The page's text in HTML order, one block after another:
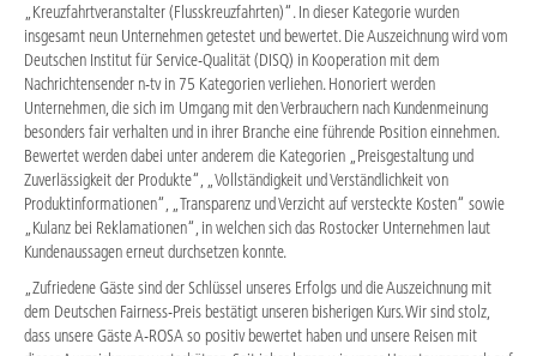
„Kreuzfahrtveranstalter (Flusskreuzfahrten)“. In dieser Kategorie wurden
insgesamt neun Unternehmen getestet und bewertet. Die Auszeichnung wird vom
Deutschen Institut für Service-Qualität (DISQ) in Kooperation mit dem
Nachrichtensender n-tv in 75 Kategorien verliehen. Honoriert werden
Unternehmen, die sich im Umgang mit den Verbrauchern nach Kundenmeinung
besonders fair verhalten und in ihrer Branche eine führende Position einnehmen.
Bewertet werden dabei unter anderem die Kategorien „Preisgestaltung und
Zuverlässigkeit der Produkte“, „Vollständigkeit und Verständlichkeit von
Produktinformationen“, „Transparenz und Verzicht auf versteckte Kosten“ sowie
„Kulanz bei Reklamationen“, in welchen sich das Rostocker Unternehmen laut
Kundenaussagen erneut durchsetzen konnte.
„Zufriedene Gäste sind der Schlüssel unseres Erfolgs und die Auszeichnung mit
dem Deutschen Fairness-Preis bestätigt unseren bisherigen Kurs. Wir sind stolz,
dass unsere Gäste A-ROSA so positiv bewertet haben und unsere Reisen mit